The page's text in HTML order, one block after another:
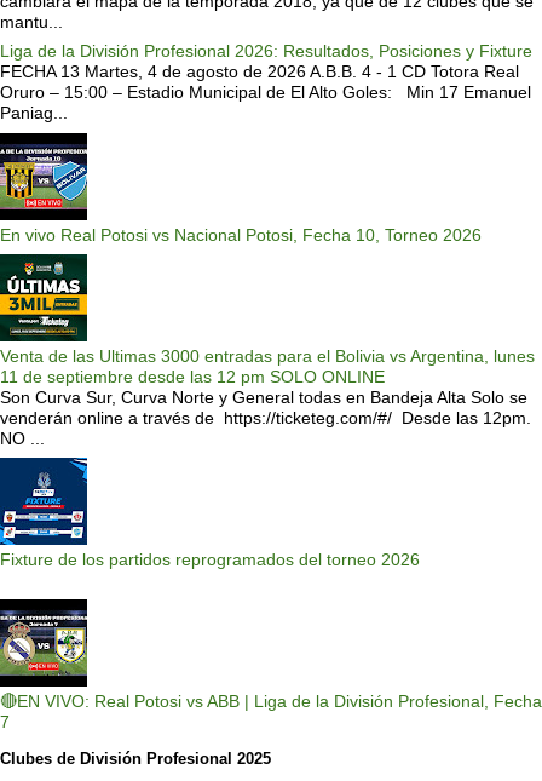
mantu...
Liga de la División Profesional 2026: Resultados, Posiciones y Fixture
FECHA 13 Martes, 4 de agosto de 2026 A.B.B. 4 - 1 CD Totora Real
Oruro – 15:00 – Estadio Municipal de El Alto Goles: Min 17 Emanuel
Paniag...
En vivo Real Potosi vs Nacional Potosi, Fecha 10, Torneo 2026
Venta de las Ultimas 3000 entradas para el Bolivia vs Argentina, lunes
11 de septiembre desde las 12 pm SOLO ONLINE
Son Curva Sur, Curva Norte y General todas en Bandeja Alta Solo se
venderán online a través de https://ticketeg.com/#/ Desde las 12pm.
NO ...
Fixture de los partidos reprogramados del torneo 2026
🔴EN VIVO: Real Potosi vs ABB | Liga de la División Profesional, Fecha
7
Clubes de División Profesional 2025